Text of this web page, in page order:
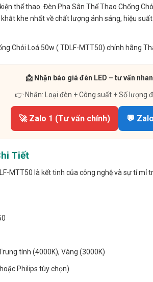
thể thao. Đèn Pha Sân Thể Thao Chống
khe nhất về chất lượng ánh sáng, hiệu
📩 Nhận báo giá đèn LED – tư vấn
👉 Nhắn: Loại đèn + Công suất + Số lượng
🚀 Zalo 1 (Tư vấn chính) 💬
Tiết
MTT50 là kết tinh của công nghệ và sự tỉ
tính (4000K), Vàng (3000K)
Philips tùy chọn)